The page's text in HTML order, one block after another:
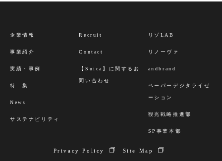
企業情報
事業紹介
実績・事例
特 集
News
サステナビリティ
Recruit
Contact
【Suica】に関するお
問い合わせ
リゾLAB
リノーヴァ
andbrand
ペーパーデジタライゼ
ーション
観光戦略推進部
SP事業本部
Privacy Policy Site Map